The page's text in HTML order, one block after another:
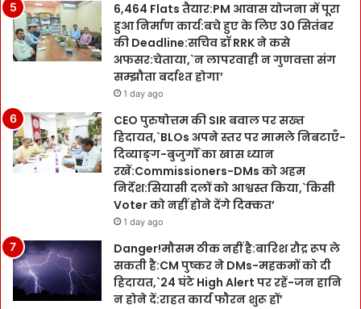
6,464 Flats तैयार:PM आवास योजना में पूरा
हुआ निर्माण कार्य:बचे हुए के लिए 30 सितंबर
की Deadline:सचिव डॉ RRK ने कसे
अफसर:चेताया,`न लापरवाही न गुणवत्ता संग
सम्झौता बर्दाश्त होगा’
1 day ago
CEO पुरुषोत्तम की SIR बवाल पर सख्त
हिदायत,`BLOs अपने स्तर पर मामले निबटाएँ-
दिव्याङ्ग-बुजुर्गों का खास ध्यान
रखें:Commissioners-DMs को अहम
निर्देश:सियासी दलों को आश्वस्त किया,`किसी
Voter को नहीं होने देंगे दिक्कत’
1 day ago
Danger!मौसम ठीक नहीं है:बारिश रौद्र रूप ले
सकती है:CM पुष्कर ने DMs-महकमों को दी
हिदायत,`24 घंटे High Alert पर रहें-जन हानि
न होने दें:राहत कार्य फौरन शुरू हों’